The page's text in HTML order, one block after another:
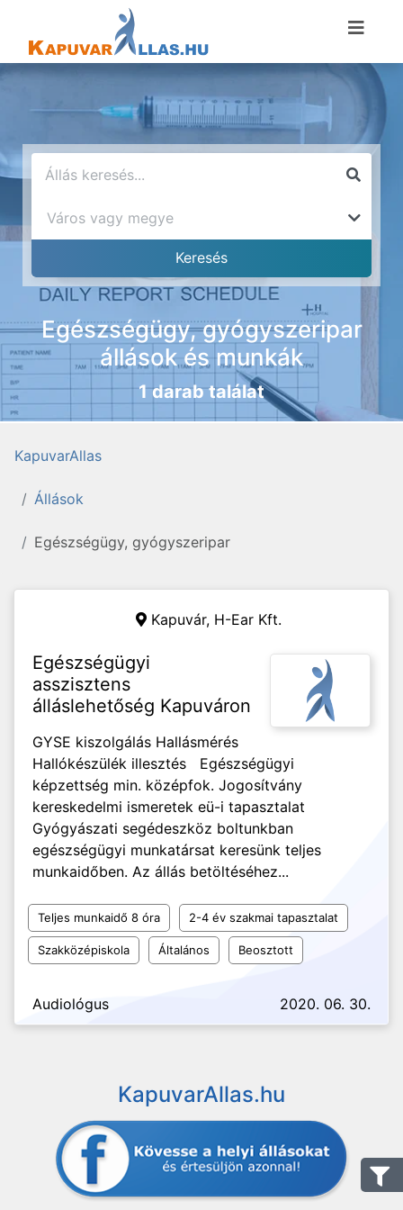
Egészségügy, gyógyszeripar
állások és munkák
1 darab találat
KapuvarAllas
Állások
Egészségügy, gyógyszeripar
Kapuvár, H-Ear Kft.
Egészségügyi
asszisztens
álláslehetőség Kapuváron
GYSE kiszolgálás Hallásmérés
Hallókészülék illesztés Egészségügyi
képzettség min. középfok. Jogosítvány
kereskedelmi ismeretek eü-i tapasztalat
Gyógyászati segédeszköz boltunkban
egészségügyi munkatársat keresünk teljes
munkaidőben. Az állás betöltéséhez...
Teljes munkaidő 8 óra 2-4 év szakmai tapasztalat
Szakközépiskola Általános Beosztott
Audiológus 2020. 06. 30.
KapuvarAllas.hu